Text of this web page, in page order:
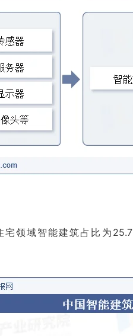
领域智能建筑占比为